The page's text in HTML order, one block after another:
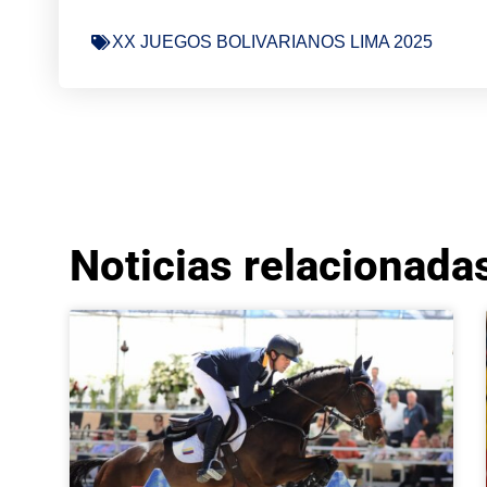
XX JUEGOS BOLIVARIANOS LIMA 2025
Noticias